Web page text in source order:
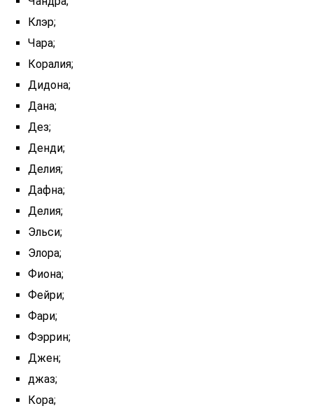
Клэр;
Чара;
Коралия;
Дидона;
Дана;
Дез;
Денди;
Делия;
Дафна;
Делия;
Эльси;
Элора;
Фиона;
Фейри;
Фари;
Фэррин;
Джен;
джаз;
Кора;